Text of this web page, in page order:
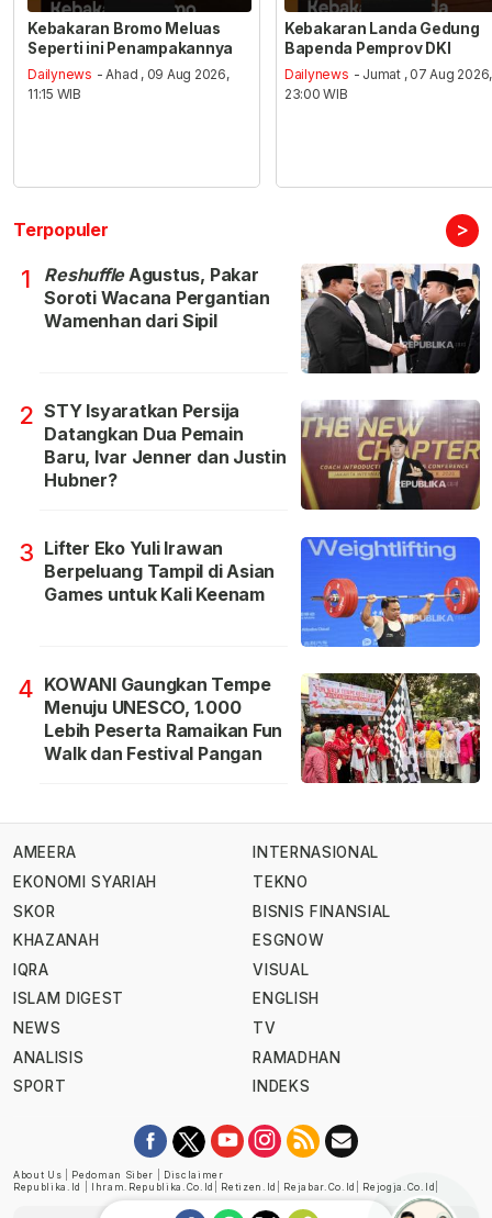
Kebakaran Bromo Meluas
Seperti ini Penampakannya
Dailynews - Ahad , 09 Aug 2026,
11:15 WIB
Kebakaran Landa Gedung
Bapenda Pemprov DKI
Dailynews - Jumat , 07 Aug 2026,
23:00 WIB
Terpopuler >
1 ReshuffleAgustus, Pakar
Soroti Wacana Pergantian
Wamenhan dari Sipil
2 STY Isyaratkan Persija
Datangkan Dua Pemain
Baru, Ivar Jenner dan Justin
Hubner?
3 Lifter Eko Yuli Irawan
Berpeluang Tampil di Asian
Games untuk Kali Keenam
4 KOWANI Gaungkan Tempe
Menuju UNESCO, 1.000
Lebih Peserta Ramaikan Fun
Walk dan Festival Pangan
AMEERA
EKONOMI SYARIAH
SKOR
KHAZANAH
IQRA
ISLAM DIGEST
NEWS
ANALISIS
SPORT
INTERNASIONAL
TEKNO
BISNIS FINANSIAL
ESGNOW
VISUAL
ENGLISH
TV
RAMADHAN
INDEKS
About Us Pedoman Siber
Disclaimer
Republika.id
Ihram.republika.co.id Retizen.id Rejabar.co.id Rejogja.co.id